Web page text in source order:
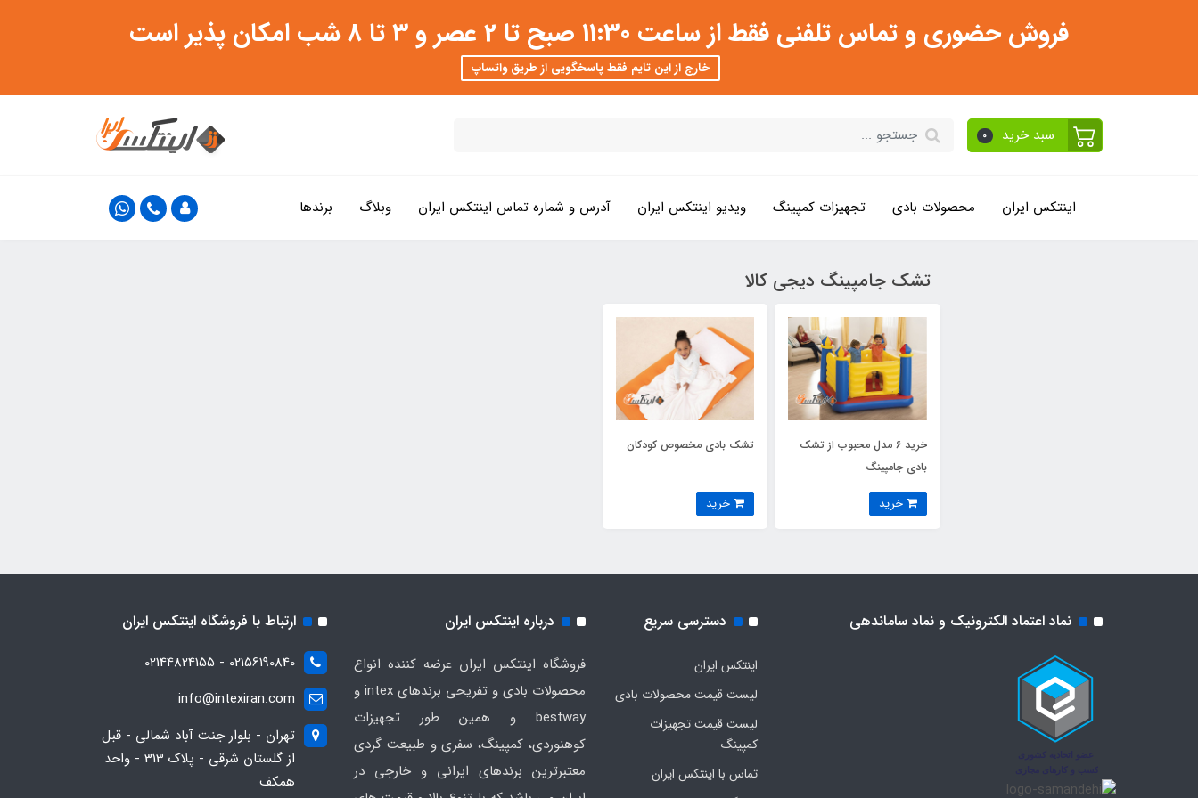
فروش حضوری و تماس تلفنی فقط از ساعت 11:30 صبح تا 2 عصر و 3 تا 8 شب امکان پذیر است
خارج از این تایم فقط پاسخگویی از طریق واتساپ
سبد خرید 0
اینتکس ایران محصولات بادی تجهیزات کمپینگ ویدیو اینتکس ایران آدرس و شماره تماس اینتکس ایران وبلاگ برندها
تشک جامپینگ دیجی کالا
خرید 6 مدل محبوب از تشک
بادی جامپینگ
خرید
تشک بادی مخصوص کودکان
خرید
نماد اعتماد الکترونیک و نماد ساماندهی دسترسی سریع
اینتکس ایران
لیست قیمت محصولات بادی
لیست قیمت تجهیزات
کمپینگ
تماس با اینتکس ایران
درباره اینتکس ایران
فروشگاه اینتکس ایران عرضه کننده انواع
محصولات بادی و تفریحی برندهای intex و
bestway و همین طور تجهیزات
کوهنوردی، کمپینگ، سفری و طبیعت گردی
معتبرترین برندهای ایرانی و خارجی در
ارتباط با فروشگاه اینتکس ایران
02156190840 - 02144824155
info@intexiran.com
تهران - بلوار جنت آباد شمالی - قبل
از گلستان شرقی - پلاک 313 - واحد
همکف